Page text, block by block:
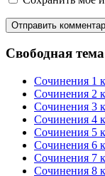
Свободная тема
Сочинения 1
Сочинения 2
Сочинения 3
Сочинения 4
Сочинения 5
Сочинения 6
Сочинения 7
Сочинения 8